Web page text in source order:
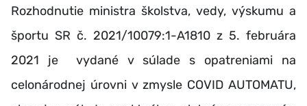
Rozhodnutie ministra školstva, vedy, výskumu a
športu SR č. 2021/10079:1-A1810 z 5. februára
2021 je vydané v súlade s opatreniami na
celonárodnej úrovni v zmysle COVID AUTOMATU,